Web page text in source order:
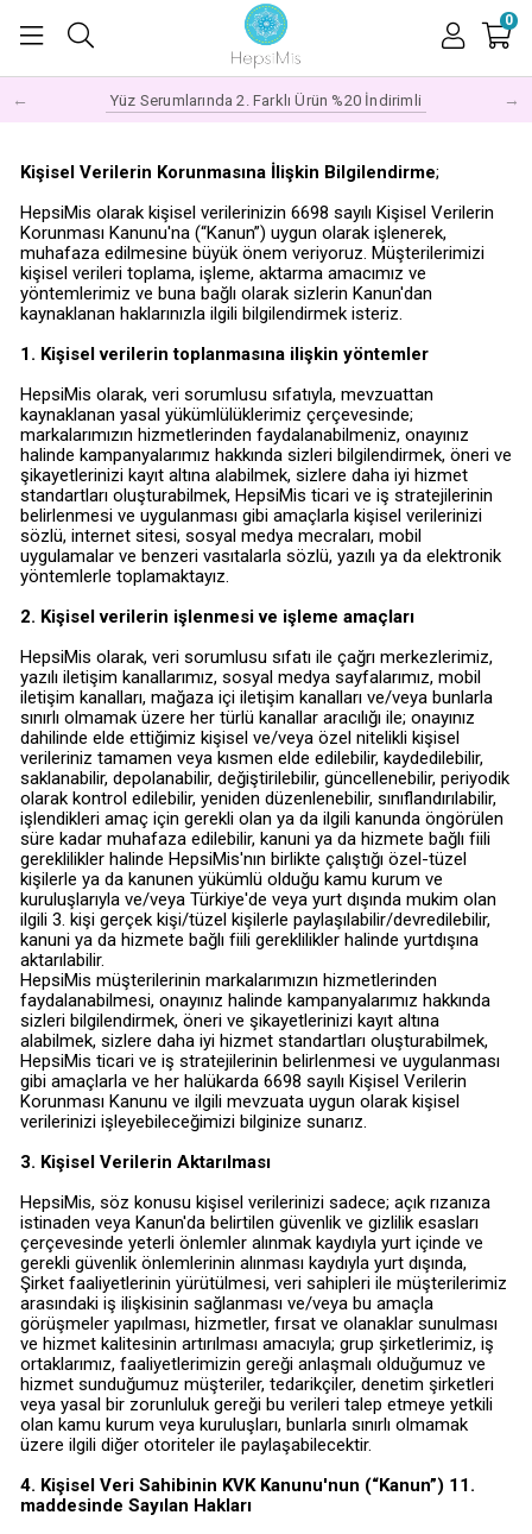
0
← Yüz Serumlarında 2. Farklı Ürün %20 İndirimli →
Kişisel Verilerin Korunmasına İlişkin Bilgilendirme;
HepsiMis olarak kişisel verilerinizin 6698 sayılı Kişisel Verilerin
Korunması Kanunu'na (“Kanun”) uygun olarak işlenerek,
muhafaza edilmesine büyük önem veriyoruz. Müşterilerimizi
kişisel verileri toplama, işleme, aktarma amacımız ve
yöntemlerimiz ve buna bağlı olarak sizlerin Kanun'dan
kaynaklanan haklarınızla ilgili bilgilendirmek isteriz.
1. Kişisel verilerin toplanmasına ilişkin yöntemler
HepsiMis olarak, veri sorumlusu sıfatıyla, mevzuattan
kaynaklanan yasal yükümlülüklerimiz çerçevesinde;
markalarımızın hizmetlerinden faydalanabilmeniz, onayınız
halinde kampanyalarımız hakkında sizleri bilgilendirmek, öneri ve
şikayetlerinizi kayıt altına alabilmek, sizlere daha iyi hizmet
standartları oluşturabilmek, HepsiMis ticari ve iş stratejilerinin
belirlenmesi ve uygulanması gibi amaçlarla kişisel verilerinizi
sözlü, internet sitesi, sosyal medya mecraları, mobil
uygulamalar ve benzeri vasıtalarla sözlü, yazılı ya da elektronik
yöntemlerle toplamaktayız.
2. Kişisel verilerin işlenmesi ve işleme amaçları
HepsiMis olarak, veri sorumlusu sıfatı ile çağrı merkezlerimiz,
yazılı iletişim kanallarımız, sosyal medya sayfalarımız, mobil
iletişim kanalları, mağaza içi iletişim kanalları ve/veya bunlarla
sınırlı olmamak üzere her türlü kanallar aracılığı ile; onayınız
dahilinde elde ettiğimiz kişisel ve/veya özel nitelikli kişisel
verileriniz tamamen veya kısmen elde edilebilir, kaydedilebilir,
saklanabilir, depolanabilir, değiştirilebilir, güncellenebilir, periyodik
olarak kontrol edilebilir, yeniden düzenlenebilir, sınıflandırılabilir,
işlendikleri amaç için gerekli olan ya da ilgili kanunda öngörülen
süre kadar muhafaza edilebilir, kanuni ya da hizmete bağlı fiili
gereklilikler halinde HepsiMis'nın birlikte çalıştığı özel-tüzel
kişilerle ya da kanunen yükümlü olduğu kamu kurum ve
kuruluşlarıyla ve/veya Türkiye'de veya yurt dışında mukim olan
ilgili 3. kişi gerçek kişi/tüzel kişilerle paylaşılabilir/devredilebilir,
kanuni ya da hizmete bağlı fiili gereklilikler halinde yurtdışına
aktarılabilir.
HepsiMis müşterilerinin markalarımızın hizmetlerinden
faydalanabilmesi, onayınız halinde kampanyalarımız hakkında
sizleri bilgilendirmek, öneri ve şikayetlerinizi kayıt altına
alabilmek, sizlere daha iyi hizmet standartları oluşturabilmek,
HepsiMis ticari ve iş stratejilerinin belirlenmesi ve uygulanması
gibi amaçlarla ve her halükarda 6698 sayılı Kişisel Verilerin
Korunması Kanunu ve ilgili mevzuata uygun olarak kişisel
verilerinizi işleyebileceğimizi bilginize sunarız.
3. Kişisel Verilerin Aktarılması
HepsiMis, söz konusu kişisel verilerinizi sadece; açık rızanıza
istinaden veya Kanun'da belirtilen güvenlik ve gizlilik esasları
çerçevesinde yeterli önlemler alınmak kaydıyla yurt içinde ve
gerekli güvenlik önlemlerinin alınması kaydıyla yurt dışında,
Şirket faaliyetlerinin yürütülmesi, veri sahipleri ile müşterilerimiz
arasındaki iş ilişkisinin sağlanması ve/veya bu amaçla
görüşmeler yapılması, hizmetler, fırsat ve olanaklar sunulması
ve hizmet kalitesinin artırılması amacıyla; grup şirketlerimiz, iş
ortaklarımız, faaliyetlerimizin gereği anlaşmalı olduğumuz ve
hizmet sunduğumuz müşteriler, tedarikçiler, denetim şirketleri
veya yasal bir zorunluluk gereği bu verileri talep etmeye yetkili
olan kamu kurum veya kuruluşları, bunlarla sınırlı olmamak
üzere ilgili diğer otoriteler ile paylaşabilecektir.
4. Kişisel Veri Sahibinin KVK Kanunu'nun (“Kanun”) 11.
maddesinde Sayılan Hakları